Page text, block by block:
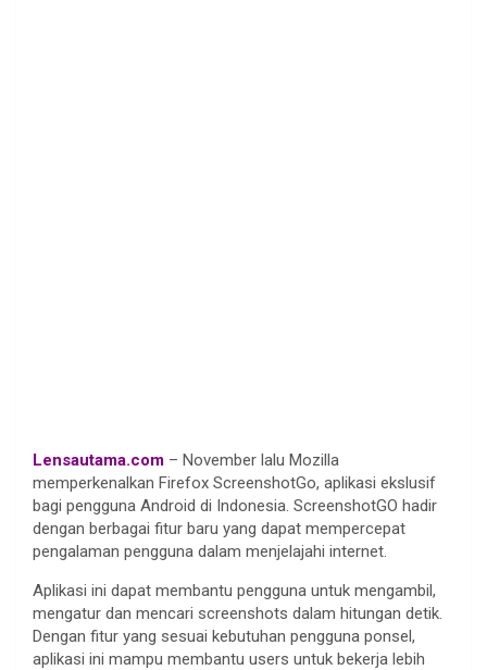
Lensautama.com – November lalu Mozilla
memperkenalkan Firefox ScreenshotGo, aplikasi ekslusif
bagi pengguna Android di Indonesia. ScreenshotGO hadir
dengan berbagai fitur baru yang dapat mempercepat
pengalaman pengguna dalam menjelajahi internet.
Aplikasi ini dapat membantu pengguna untuk mengambil,
mengatur dan mencari screenshots dalam hitungan detik.
Dengan fitur yang sesuai kebutuhan pengguna ponsel,
aplikasi ini mampu membantu users untuk bekerja lebih